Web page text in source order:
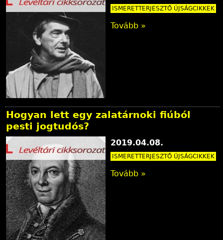
ISMERETTERJESZTŐ ÚJSÁGCIKKEK
Tovább »
Hogyan lett egy zalatárnoki fiúból
pesti jogtudós?
2019.04.08.
ISMERETTERJESZTŐ ÚJSÁGCIKKEK
Tovább »